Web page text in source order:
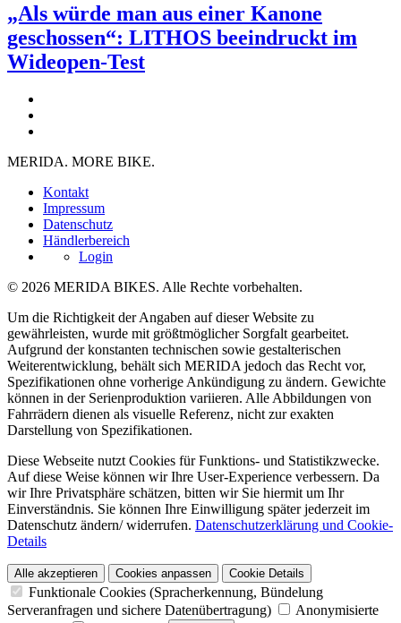
„Als würde man aus einer Kanone
geschossen“: LITHOS beeindruckt im
Wideopen-Test
MERIDA. MORE BIKE.
Kontakt
Impressum
Datenschutz
Händlerbereich
Login
© 2026 MERIDA BIKES. Alle Rechte vorbehalten.
Um die Richtigkeit der Angaben auf dieser Website zu
gewährleisten, wurde mit größtmöglicher Sorgfalt gearbeitet.
Aufgrund der konstanten technischen sowie gestalterischen
Weiterentwicklung, behält sich MERIDA jedoch das Recht vor,
Spezifikationen ohne vorherige Ankündigung zu ändern. Gewichte
können in der Serienproduktion variieren. Alle Abbildungen von
Fahrrädern dienen als visuelle Referenz, nicht zur exakten
Darstellung von Spezifikationen.
Diese Webseite nutzt Cookies für Funktions- und Statistikzwecke.
Auf diese Weise können wir Ihre User-Experience verbessern. Da
wir Ihre Privatsphäre schätzen, bitten wir Sie hiermit um Ihr
Einverständnis. Sie können Ihre Einwilligung später jederzeit im
Datenschutz ändern/ widerrufen. Datenschutzerklärung und Cookie-
Details
Alle akzeptieren Cookies anpassen Cookie Details
Funktionale Cookies (Spracherkennung, Bündelung
Serveranfragen und sichere Datenübertragung)
Anonymisierte